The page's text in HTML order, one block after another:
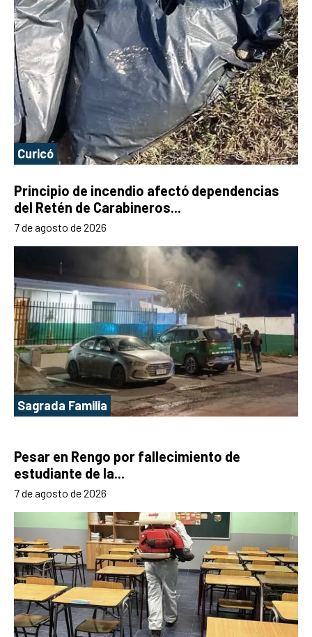
Curicó
Principio de incendio afectó dependencias
del Retén de Carabineros...
7 de agosto de 2026
Sagrada Familia
Pesar en Rengo por fallecimiento de
estudiante de la...
7 de agosto de 2026